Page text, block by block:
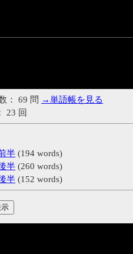
： 69 問 →単語帳を見る
23 回
半 (194 words)
半 (260 words)
半 (152 words)